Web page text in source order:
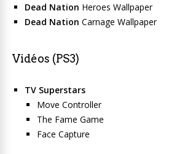
Dead Nation Heroes Wallpaper
Dead Nation Carnage Wallpaper
Vidéos (PS3)
TV Superstars
Move Controller
The Fame Game
Face Capture